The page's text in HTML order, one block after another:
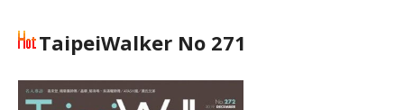
TaipeiWalker No 271